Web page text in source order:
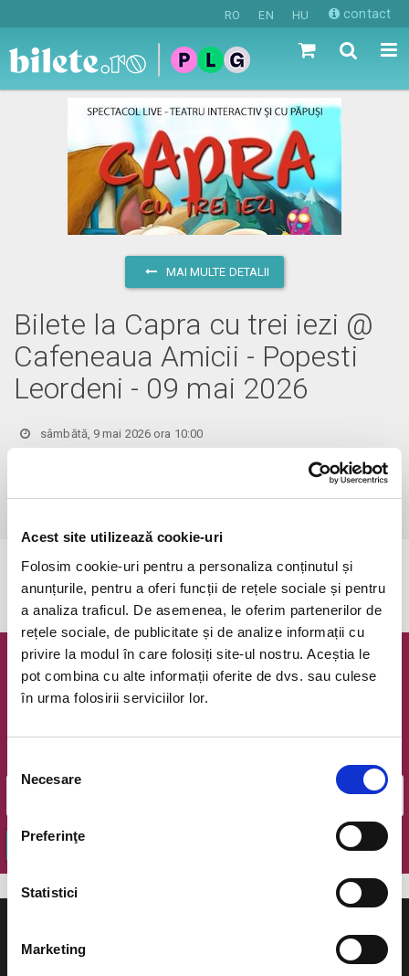
Acest site utilizează cookie-uri
Folosim cookie-uri pentru a personaliza conținutul și
anunțurile, pentru a oferi funcții de rețele sociale și pentru
a analiza traficul. De asemenea, le oferim partenerilor de
rețele sociale, de publicitate și de analize informații cu
privire la modul în care folosiți site-ul nostru. Aceștia le
pot combina cu alte informații oferite de dvs. sau culese
în urma folosirii serviciilor lor.
consimțământului
Necesare
Preferinţe
Statistici
Marketing
RO EN HU contact
MAI MULTE DETALII
Bilete la Capra cu trei iezi @
Cafeneaua Amicii - Popesti
Leordeni - 09 mai 2026
sâmbătă, 9 mai 2026 ora 10:00
Evenimentul a expirat.
Newsletter @ Bilete.ro
OK